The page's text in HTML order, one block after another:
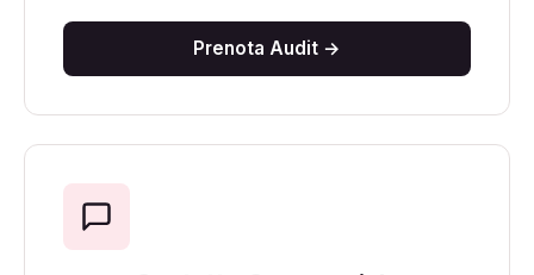
Prenota Audit →